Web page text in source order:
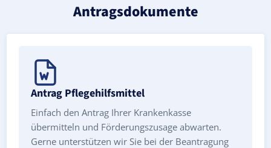
Antragsdokumente
Antrag Pflegehilfsmittel
Einfach den Antrag Ihrer Krankenkasse
übermitteln und Förderungszusage abwarten.
Gerne unterstützen wir Sie bei der Beantragung